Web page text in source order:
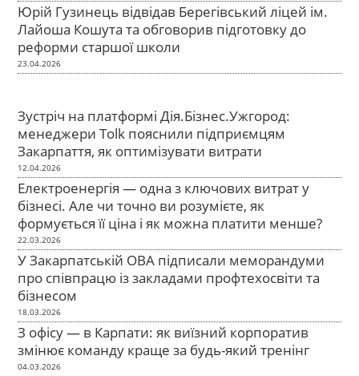
Юрій Гузинець відвідав Берегівський ліцей ім.
Лайоша Кошута та обговорив підготовку до
реформи старшої школи
23.04.2026
Зустріч на платформі Дія.Бізнес.Ужгород:
менеджери Tolk пояснили підприємцям
Закарпаття, як оптимізувати витрати
12.04.2026
Електроенергія — одна з ключових витрат у
бізнесі. Але чи точно ви розумієте, як
формується її ціна і як можна платити менше?
22.03.2026
У Закарпатській ОВА підписали меморандуми
про співпрацю із закладами профтехосвіти та
бізнесом
18.03.2026
З офісу — в Карпати: як виїзний корпоратив
змінює команду краще за будь-який тренінг
04.03.2026